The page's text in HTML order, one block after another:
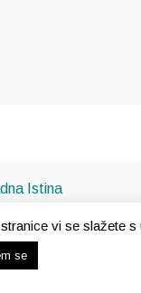
vi se slažete
se
Istina